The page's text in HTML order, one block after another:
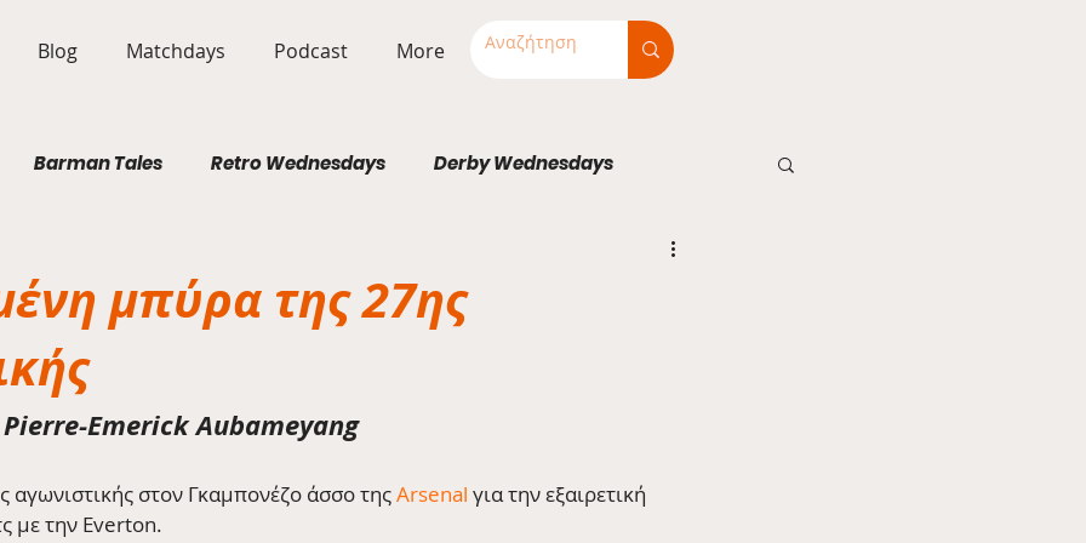
Blog Matchdays Podcast More
Barman Tales Retro Wednesdays Derby Wednesdays
μπύρα της 27ης
Emerick Aubameyang
αγωνιστικής στον Γκαμπονέζο άσσο της Arsenal για την εξαιρετική
με την Everton.